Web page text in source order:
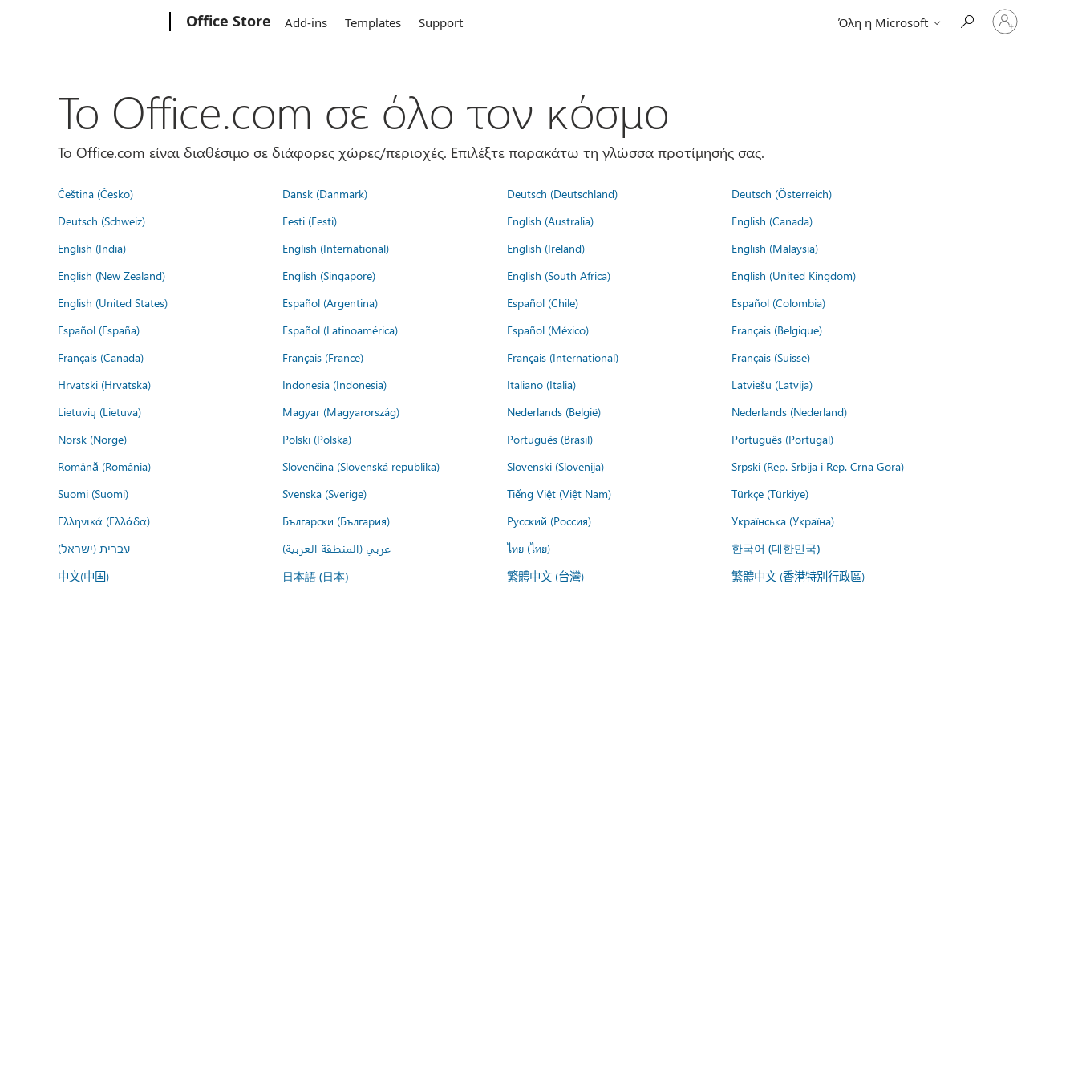
Office Store Add-ins Templates Support Όλη η Microsoft
Είσοδος
στον
λογαριασμό
Το Office.com σε όλο τον κόσμο
Το Office.com είναι διαθέσιμο σε διάφορες χώρες/περιοχές. Επιλέξτε παρακάτω τη γλώσσα προτίμησής σας.
Čeština (Česko) Dansk (Danmark) Deutsch (Deutschland)
Deutsch (Österreich)
Deutsch (Schweiz)
Eesti (Eesti) English (Australia)
English (Canada)
English (India)
English (International) English (Ireland)
English (Malaysia)
English (New Zealand)
English (Singapore) English (South Africa)
English (United Kingdom)
English (United States)
Español (Argentina) Español (Chile)
Español (Colombia)
Español (España)
Español (Latinoamérica) Español (México)
Français (Belgique)
Français (Canada)
Français (France) Français (International)
Français (Suisse)
Hrvatski (Hrvatska)
Indonesia (Indonesia) Italiano (Italia)
Latviešu (Latvija)
Lietuvių (Lietuva)
Magyar (Magyarország) Nederlands (België)
Nederlands (Nederland)
Norsk (Norge)
Polski (Polska) Português (Brasil)
Português (Portugal)
Română (România)
Slovenčina (Slovenská republika) Slovenski (Slovenija)
Srpski (Rep. Srbija i Rep. Crna Gora)
Suomi (Suomi)
Svenska (Sverige) Tiếng Việt (Việt Nam)
Türkçe (Türkiye)
Ελληνικά (Ελλάδα)
Български (България) Русский (Россия)
Українська (Україна)
עברית (ישראל)
عربي (المنطقة العربية) ไทย (ไทย) 한국어 (대한민국)
中文(中国) 日本語 (日本) 繁體中文 (台灣) 繁體中文 (香港特別行政區)